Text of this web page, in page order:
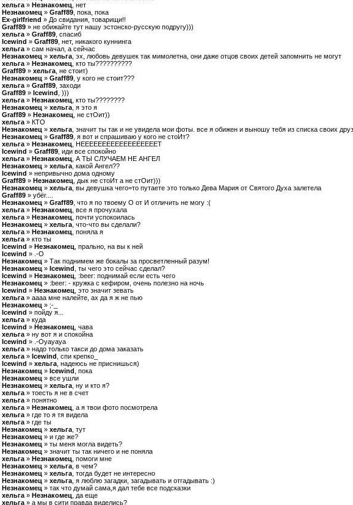
хельга » Незнакомец , нет
Незнакомец » Graff89 , пока, пока
Ex-girlfriend » До свидания, товарищи!!
Graff89 » не обижайте тут нашу эстонско-русскую подругу)))
хельга » Graff89 , спасиб
Icewind » Graff89 , нет, никакого куннинга
хельга » сам начал, а сейчас
Незнакомец » хельга , эх, любовь девушек так мимолетна, они даже отцов своих детей запомнить не могут
хельга » Незнакомец , кто ты??????????
Graff89 » хельга , не стоит)
Незнакомец » Graff89 , у кого не стоит???
хельга » Graff89 , заходи
Graff89 » Icewind
, )))
хельга » Незнакомец , кто ты????????
Незнакомец » хельга , я это я
Graff89 » Незнакомец , не стОит))
хельга » КТО
Незнакомец » хельга , значит ты так и не увидела мои фоты. все я обижен и выношу тебя из списка своих
Незнакомец » Graff89 , я вот и спрашиваю у кого не стоИт?
хельга » Незнакомец , НЕЕЕЕЕЕЕЕЕЕЕЕЕЕЕЕЕЕТ
Icewind » Graff89 , иди все спокойно
хельга » Незнакомец , А ТЫ СЛУЧАЕМ НЕ АНГЕЛ
Незнакомец » хельга , какой Ангел??
Icewind » непривычно дома одному
Graff89 » Незнакомец , дык не стоИт а не стОит)))
Незнакомец » хельга , вы девушка чего=то путаете это только Дева Мария от Святого Духа залетела
Graff89 » убёг....
Незнакомец » Graff89 , что я по твоему О от И отличить не могу :(
хельга » Незнакомец , все я прочухала
хельга » Незнакомец , почти успокоилась
Незнакомец » хельга , что-что вы сделали?
хельга » Незнакомец , поняла я
хельга » кто ты
Icewind » Незнакомец , прально, на вы к ней
Icewind » .-O
Незнакомец » Так поднимем же бокалы за просветленный разум!
Незнакомец » Icewind
, ты чего это сейчас сделал?
Icewind » Незнакомец , :beer: поднимай если есть чего
Незнакомец » :beer: - кружка с кефиром, очень полезно на ночь
Icewind » Незнакомец , это значит зевать
хельга » аааа мне налейте, ах да я ж не пью
Незнакомец » ;-_
Icewind » пойду я...
хельга » куда
Icewind » Незнакомец , чава
хельга » ну вот я и спокойна
Icewind » .-Oуауауа
хельга » надо только такси до дома заказать
хельга » Icewind
, спи крепко_
Icewind » хельга , надеюсь не приснишься)
Незнакомец » Icewind
, пока
Незнакомец » все ушли
Незнакомец » хельга , ну и кто я?
хельга » тоесть я не в счет
хельга » понятно
хельга » Незнакомец , а я твои фото посмотрела
хельга » где то я тя видела
хельга » где ты
Незнакомец » хельга , тут
Незнакомец » и где же?
Незнакомец » ты меня могла видеть?
Незнакомец » значит ты так ничего и не поняла
хельга » Незнакомец , помоги мне
Незнакомец » хельга , в чем?
Незнакомец » хельга , тогда будет не интересно
Незнакомец » хельга , я люблю загадки, загадывать и отгадывать :)
Незнакомец » так что думай сама,я дал тебе все подсказки
хельга » Незнакомец , да еще
хельга » а мы в сити правда виделись?